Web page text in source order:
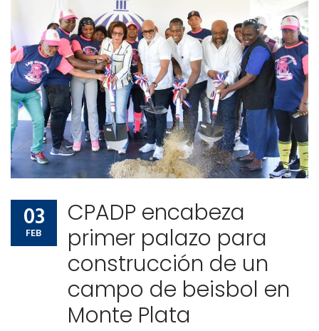
Comunidad de ayuda
Contactos
Comunidad de ayuda
Contactos
03
FEB
CPADP encabeza
primer palazo para
construcción de un
campo de beisbol en
Monte Plata